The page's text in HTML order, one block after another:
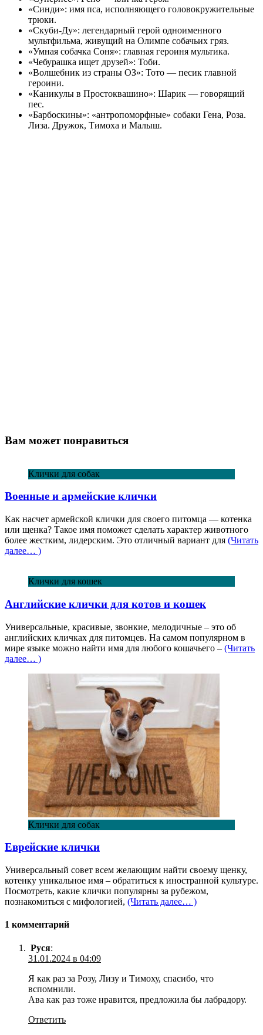
«Синди»: имя пса, исполняющего головокружительные
трюки.
«Скуби-Ду»: легендарный герой одноименного
мультфильма, живущий на Олимпе собачьих гряз.
«Умная собачка Соня»: главная героиня мультика.
«Чебурашка ищет друзей»: Тоби.
«Волшебник из страны ОЗ»: Тото — песик главной
героини.
«Каникулы в Простоквашино»: Шарик — говорящий
пес.
«Барбоскины»: «антропоморфные» собаки Гена, Роза.
Лиза. Дружок, Тимоха и Малыш.
Вам может понравиться
Клички для собак
Военные и армейские клички
Как насчет армейской клички для своего питомца — котенка
или щенка? Такое имя поможет сделать характер животного
более жестким, лидерским. Это отличный вариант для (Читать
далее… )
Клички для кошек
Английские клички для котов и кошек
Универсальные, красивые, звонкие, мелодичные – это об
английских кличках для питомцев. На самом популярном в
мире языке можно найти имя для любого кошачьего – (Читать
далее… )
Клички для собак
Еврейские клички
Универсальный совет всем желающим найти своему щенку,
котенку уникальное имя – обратиться к иностранной культуре.
Посмотреть, какие клички популярны за рубежом,
познакомиться с мифологией, (Читать далее… )
1 комментарий
Руся:
31.01.2024 в 04:09
Я как раз за Розу, Лизу и Тимоху, спасибо, что
вспомнили.
Ава как раз тоже нравится, предложила бы лабрадору.
Ответить